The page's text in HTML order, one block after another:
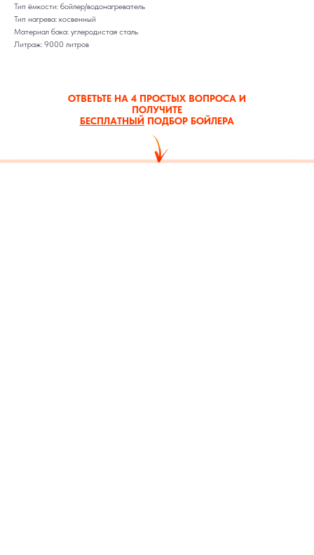
Тип ёмкости: бойлер/водонагреватель
Тип нагрева: косвенный
Материал бака: углеродистая сталь
Литраж: 9000 литров
ОТВЕТЬТЕ НА 4 ПРОСТЫХ ВОПРОСА И
ПОЛУЧИТЕ
БЕСПЛАТНЫЙ ПОДБОР БОЙЛЕРА